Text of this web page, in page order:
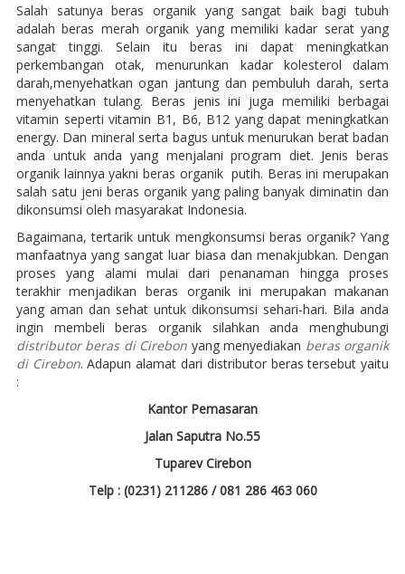
Salah satunya beras organik yang sangat baik bagi tubuh
adalah beras merah organik yang memiliki kadar serat yang
sangat tinggi. Selain itu beras ini dapat meningkatkan
perkembangan otak, menurunkan kadar kolesterol dalam
darah,menyehatkan ogan jantung dan pembuluh darah, serta
menyehatkan tulang. Beras jenis ini juga memiliki berbagai
vitamin seperti vitamin B1, B6, B12 yang dapat meningkatkan
energy. Dan mineral serta bagus untuk menurukan berat badan
anda untuk anda yang menjalani program diet. Jenis beras
organik lainnya yakni beras organik putih. Beras ini merupakan
salah satu jeni beras organik yang paling banyak diminatin dan
dikonsumsi oleh masyarakat Indonesia.
Bagaimana, tertarik untuk mengkonsumsi beras organik? Yang
manfaatnya yang sangat luar biasa dan menakjubkan. Dengan
proses yang alami mulai dari penanaman hingga proses
terakhir menjadikan beras organik ini merupakan makanan
yang aman dan sehat untuk dikonsumsi sehari-hari. Bila anda
ingin membeli beras organik silahkan anda menghubungi
distributor beras di Cirebon yang menyediakan beras organik
di Cirebon. Adapun alamat dari distributor beras tersebut yaitu
:
Kantor Pemasaran
Jalan Saputra No.55
Tuparev Cirebon
Telp : (0231) 211286 / 081 286 463 060